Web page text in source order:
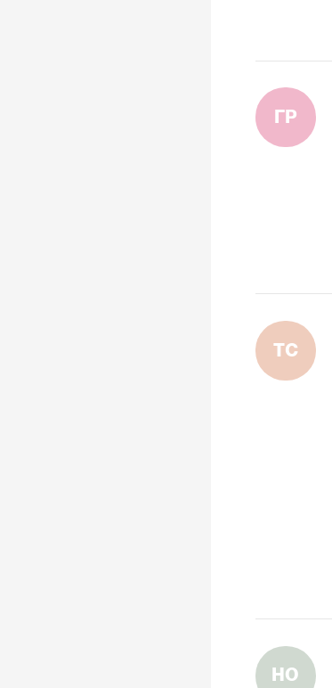
ГР
ТС
НО